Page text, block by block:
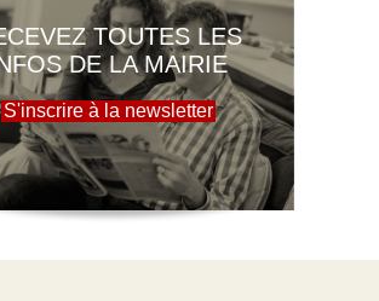
TOUTES LES
DE LA MAIRIE
S'inscrire à la newsletter